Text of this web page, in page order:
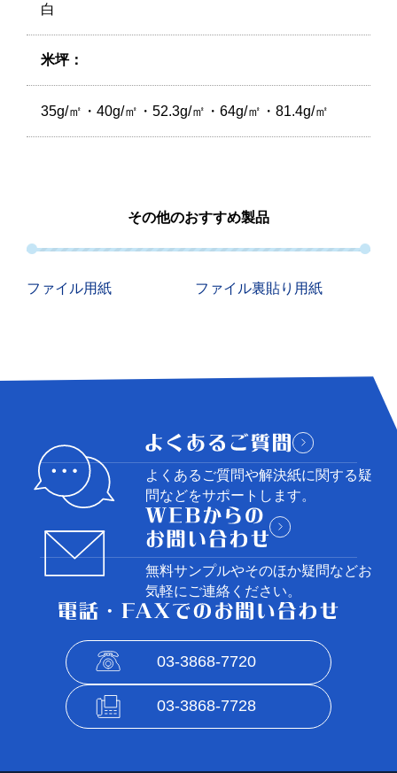
白
米坪：
35g/㎡・40g/㎡・52.3g/㎡・64g/㎡・81.4g/㎡
その他のおすすめ製品
ファイル用紙 ファイル裏貼り用紙
よくあるご質問や解決紙に関する疑
問などをサポートします。
無料サンプルやそのほか疑問などお
気軽にご連絡ください。
03-3868-7720
03-3868-7728